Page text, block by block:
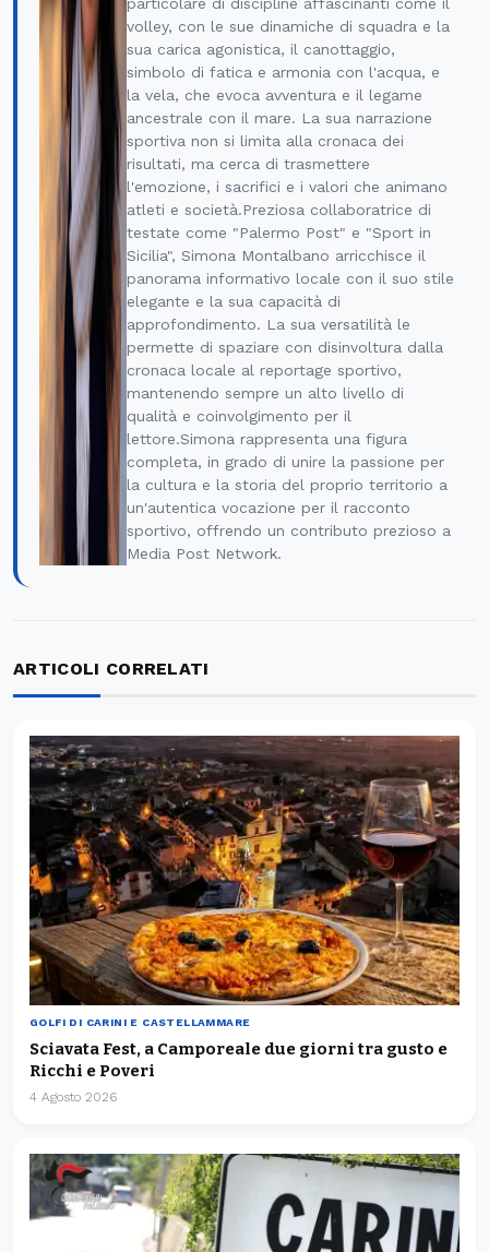
particolare di discipline affascinanti come il
volley, con le sue dinamiche di squadra e la
sua carica agonistica, il canottaggio,
simbolo di fatica e armonia con l'acqua, e
la vela, che evoca avventura e il legame
ancestrale con il mare. La sua narrazione
sportiva non si limita alla cronaca dei
risultati, ma cerca di trasmettere
l'emozione, i sacrifici e i valori che animano
atleti e società.Preziosa collaboratrice di
testate come "Palermo Post" e "Sport in
Sicilia", Simona Montalbano arricchisce il
panorama informativo locale con il suo stile
elegante e la sua capacità di
approfondimento. La sua versatilità le
permette di spaziare con disinvoltura dalla
cronaca locale al reportage sportivo,
mantenendo sempre un alto livello di
qualità e coinvolgimento per il
lettore.Simona rappresenta una figura
completa, in grado di unire la passione per
la cultura e la storia del proprio territorio a
un'autentica vocazione per il racconto
sportivo, offrendo un contributo prezioso a
Media Post Network.
ARTICOLI CORRELATI
GOLFI DI CARINI E CASTELLAMMARE
Sciavata Fest, a Camporeale due giorni tra gusto e
Ricchi e Poveri
4 Agosto 2026